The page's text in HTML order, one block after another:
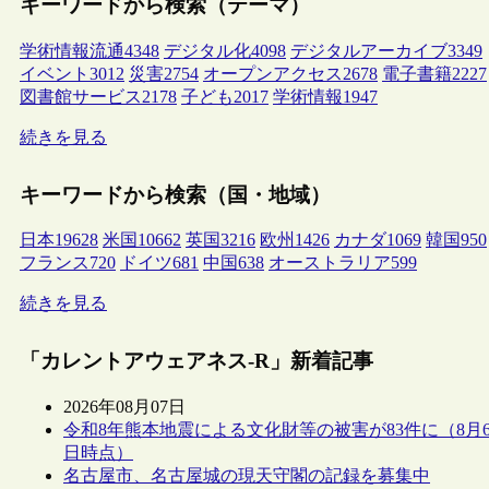
キーワードから検索（テーマ）
学術情報流通4348 デジタル化4098 デジタルアーカイブ3349
イベント 3012 災害2754 オープンアクセス2678 電子書籍2227
図書館サービス2178 子ども2017 学術情報1947
続きを見る
キーワードから検索（国・地域）
日本19628 米国 10662 英国3216 欧州 1426 カナダ1069 韓国950
フランス720 ドイツ681 中国638 オーストラリア599
続きを見る
「カレントアウェアネス-R」新着記事
2026年08月07日
令和8年熊本地震による文化財等の被害が83件に（8月
日時点）
名古屋市、名古屋城の現天守閣の記録を募集中